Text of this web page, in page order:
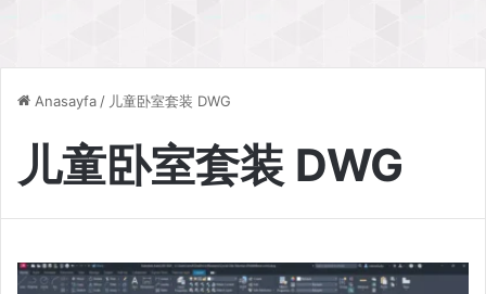
Anasayfa / 儿童卧室套装 DWG
儿童卧室套装 DWG